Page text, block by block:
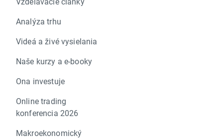
Analýza trhu
Videá a živé vysielania
Naše kurzy a e-booky
Ona investuje
Online trading
konferencia 2026
Makroekonomický